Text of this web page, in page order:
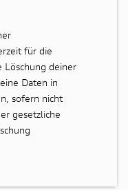
für die
Löschung deiner
Daten in
sofern nicht
gesetzliche